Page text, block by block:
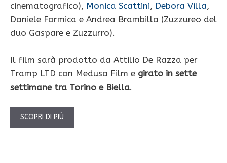
cinematografico), Monica Scattini, Debora Villa,
Daniele Formica e Andrea Brambilla (Zuzzureo del
duo Gaspare e Zuzzurro).
Il film sarà prodotto da Attilio De Razza per
Tramp LTD con Medusa Film e girato in sette
settimane tra Torino e Biella.
SCOPRI DI PIÙ